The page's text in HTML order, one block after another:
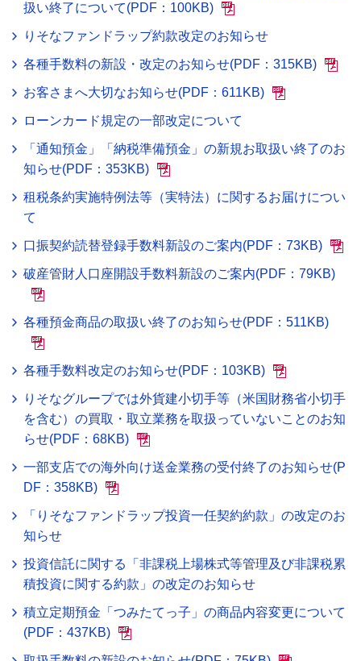
扱い終了について(PDF：100KB)
りそなファンドラップ約款改定のお知らせ
各種手数料の新設・改定のお知らせ(PDF：315KB)
お客さまへ大切なお知らせ(PDF：611KB)
ローンカード規定の一部改定について
「通知預金」「納税準備預金」の新規お取扱い終了のお
知らせ(PDF：353KB)
租税条約実施特例法等（実特法）に関するお届けについ
て
口振契約読替登録手数料新設のご案内(PDF：73KB)
破産管財人口座開設手数料新設のご案内(PDF：79KB)
各種預金商品の取扱い終了のお知らせ(PDF：511KB)
各種手数料改定のお知らせ(PDF：103KB)
りそなグループでは外貨建小切手等（米国財務省小切手
を含む）の買取・取立業務を取扱っていないことのお知
らせ(PDF：68KB)
一部支店での海外向け送金業務の受付終了のお知らせ(P
DF：358KB)
「りそなファンドラップ投資一任契約約款」の改定のお
知らせ
投資信託に関する「非課税上場株式等管理及び非課税累
積投資に関する約款」の改定のお知らせ
積立定期預金「つみたてっ子」の商品内容変更について
(PDF：437KB)